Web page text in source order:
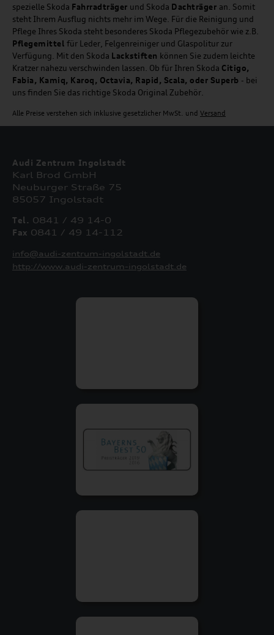
spezielle Skoda Fahrradträger und Skoda Dachträger an. Somit
steht Ihrem Ausflug nichts mehr im Wege. Für die Reinigung und
Pflege Ihres Skoda steht besonderes Skoda Pflegezubehör wie z.B.
Pflegemittel für Leder, Felgenreiniger und Glaspolitur zur
Verfügung. Mit den Skoda Lackstiften können Sie zudem leichte
Kratzer nahezu verschwinden lassen. Ob für Ihren Skoda Citigo,
Fabia, Kamiq, Karoq, Octavia, Rapid, Scala, oder Superb - bei
uns finden Sie das richtige Skoda Original Zubehör.
Alle Preise verstehen sich inklusive gesetzlicher MwSt. und Versand
Audi Zentrum Ingolstadt
Karl Brod GmbH
Neuburger Straße 75
85057 Ingolstadt
Tel. 0841 / 49 14-0
Fax 0841 / 49 14-112
info@audi-zentrum-ingolstadt.de
http://www.audi-zentrum-ingolstadt.de